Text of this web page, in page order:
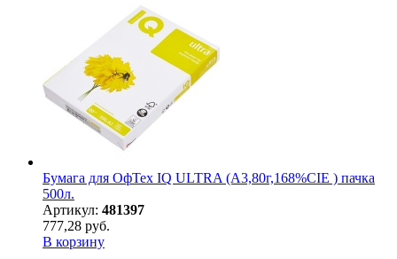
Бумага для ОфТех IQ ULTRA (А3,80г,168%CIE ) пачка
500л.
Артикул: 481397
777,28 руб.
В корзину